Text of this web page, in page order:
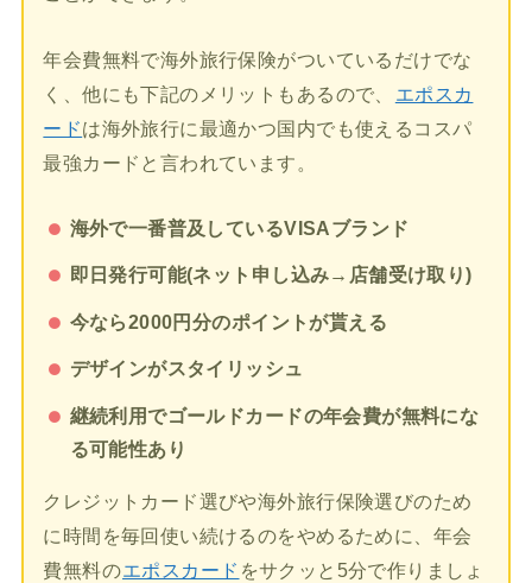
年会費無料で海外旅行保険がついているだけでな
く、他にも下記のメリットもあるので、
エポスカ
ードは海外旅行に最適かつ国内でも使えるコスパ
最強カードと言われています。
海外で一番普及しているVISAブランド
即日発行可能(ネット申し込み→店舗受け取り)
今なら2000円分のポイントが貰える
デザインがスタイリッシュ
継続利用でゴールドカードの年会費が無料にな
る可能性あり
クレジットカード選びや海外旅行保険選びのため
に時間を毎回使い続けるのをやめるために、年会
費無料のエポスカード をサクッと5分で作りましょ